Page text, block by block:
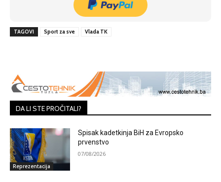
TAGOVI Sport za sve Vlada TK
DA LI STE PROČITALI?
Reprezentacija
Spisak kadetkinja BiH za Evropsko
prvenstvo
07/08/2026